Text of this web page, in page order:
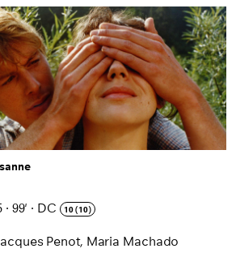
· 99' · DC 10 (10)
Penot, Maria Machado